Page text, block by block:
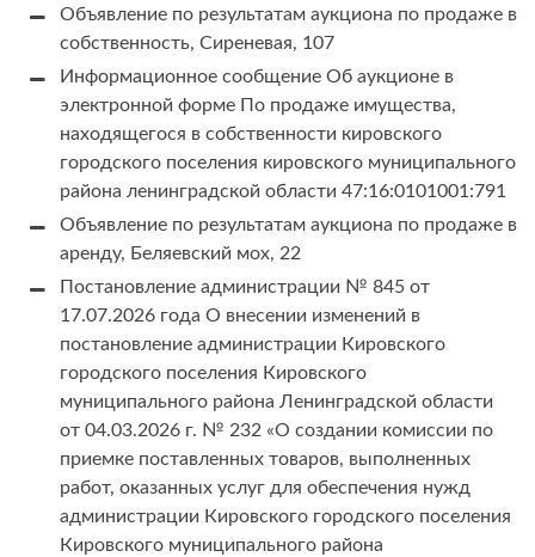
Объявление по результатам аукциона по продаже в
собственность, Сиреневая, 107
Информационное сообщение Об аукционе в
электронной форме По продаже имущества,
находящегося в собственности кировского
городского поселения кировского муниципального
района ленинградской области 47:16:0101001:791
Объявление по результатам аукциона по продаже в
аренду, Беляевский мох, 22
Постановление администрации № 845 от
17.07.2026 года О внесении изменений в
постановление администрации Кировского
городского поселения Кировского
муниципального района Ленинградской области
от 04.03.2026 г. № 232 «О создании комиссии по
приемке поставленных товаров, выполненных
работ, оказанных услуг для обеспечения нужд
администрации Кировского городского поселения
Кировского муниципального района